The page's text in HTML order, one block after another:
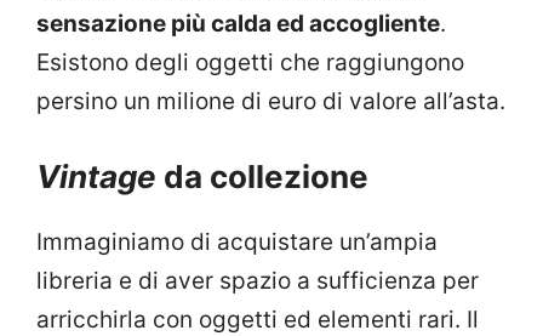
sensazione più calda ed accogliente.
Esistono degli oggetti che raggiungono
persino un milione di euro di valore all’asta.
Vintage da collezione
Immaginiamo di acquistare un’ampia
libreria e di aver spazio a sufficienza per
arricchirla con oggetti ed elementi rari. Il